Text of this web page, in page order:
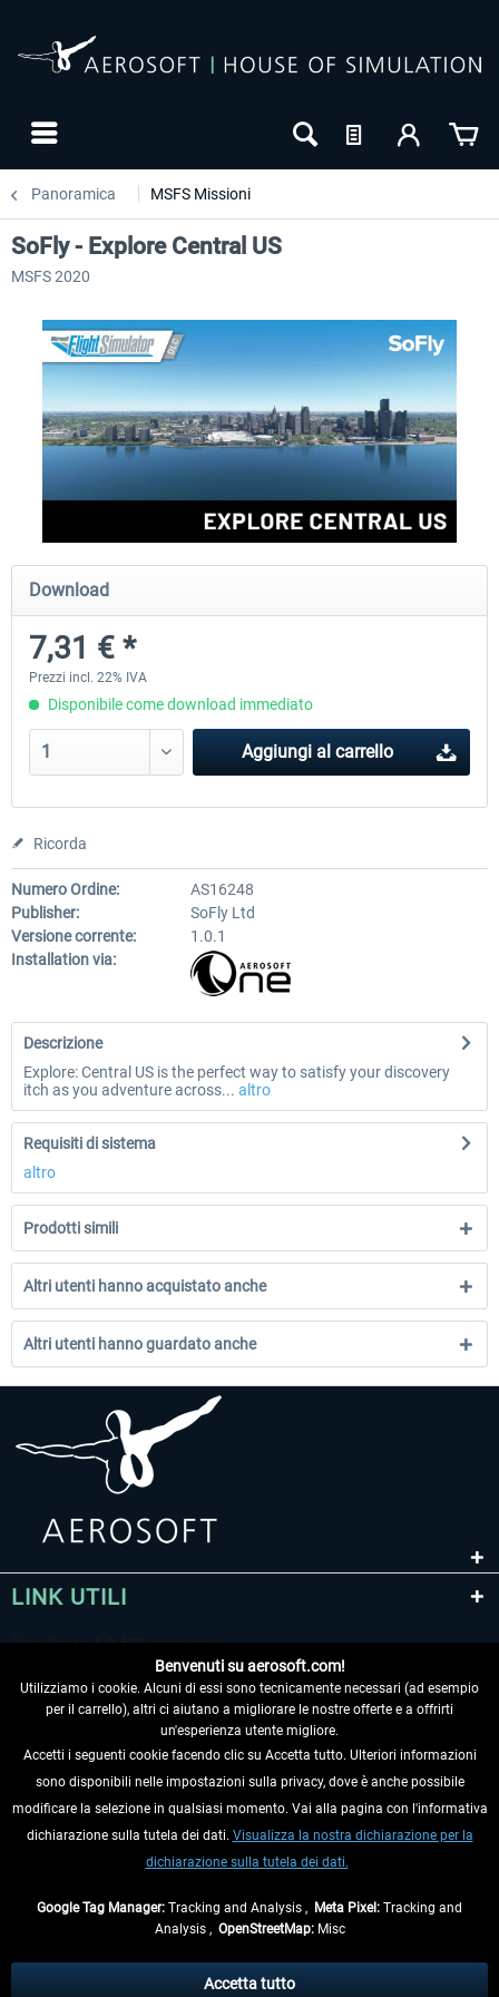
Panoramica MSFS Missioni
Perfect Flight - Flying Germany MSFS
15,25 € *
SoFly - Explore Central US
MSFS 2020
Download
7,31 € *
Prezzi incl. 22% IVA
Disponibile come download immediato
Aggiungi al carrello
Ricorda
Numero Ordine:
AS16248
Publisher:
SoFly Ltd
Versione corrente:
1.0.1
Installation via:
Descrizione
Explore: Central US is the perfect way to satisfy your discovery
itch as you adventure across... altro
Requisiti di sistema
altro
Prodotti simili
Altri utenti hanno acquistato anche
Altri utenti hanno guardato anche
LINK UTILI
RECEDERE DAL CONTRATTO
INFORMAZIONI
eventualmente le spese di spedizione, se non diversamente descritto.
Benvenuti su aerosoft.com!
Utilizziamo i cookie. Alcuni di essi sono tecnicamente necessari (ad esempio
per il carrello), altri ci aiutano a migliorare le nostre offerte e a offrirti
un'esperienza utente migliore.
Accetti i seguenti cookie facendo clic su Accetta tutto. Ulteriori informazioni
sono disponibili nelle impostazioni sulla privacy, dove è anche possibile
modificare la selezione in qualsiasi momento. Vai alla pagina con l'informativa
dichiarazione sulla tutela dei dati. Visualizza la nostra dichiarazione per la
dichiarazione sulla tutela dei dati.
Google Tag Manager: Tracking and Analysis , Meta Pixel: Tracking and
Analysis , OpenStreetMap:Misc
Accetta tutto